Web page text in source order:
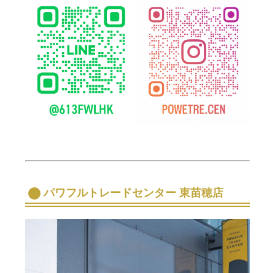
パワフルトレードセンター 東苗穂店